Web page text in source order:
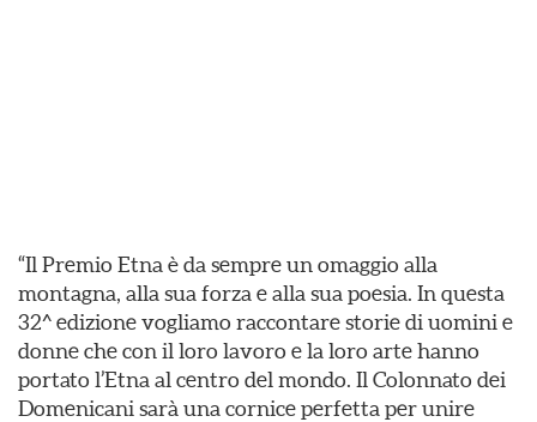
“Il Premio Etna è da sempre un omaggio alla
montagna, alla sua forza e alla sua poesia. In questa
32^ edizione vogliamo raccontare storie di uomini e
donne che con il loro lavoro e la loro arte hanno
portato l’Etna al centro del mondo. Il Colonnato dei
Domenicani sarà una cornice perfetta per unire